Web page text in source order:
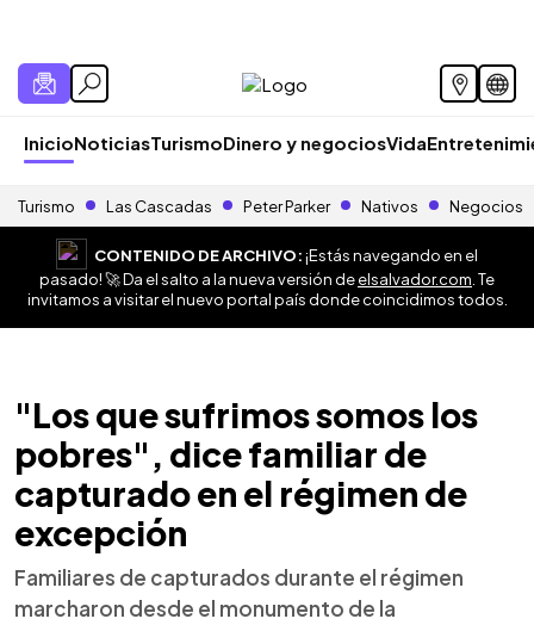
InicioNoticiasTurismoDinero y negociosVida
Turismo Las Cascadas Peter Parker Nativos Negocios
CONTENIDO DE ARCHIVO:¡Estás navegando en el
pasado! 🚀 Da el salto a la nueva versión deelsalvador.com . Te
invitamos a visitar el nuevo portal país donde coincidimos todos.
"Los que sufrimos somos los
pobres", dice familiar de
capturado en el régimen de
excepción
Familiares de capturados durante el régimen
marcharon desde el monumento de la